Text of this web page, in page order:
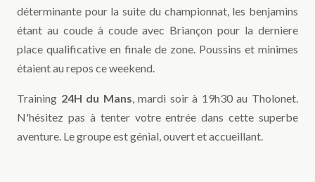
déterminante pour la suite du championnat, les benjamins
étant au coude à coude avec Briançon pour la derniere
place qualificative en finale de zone. Poussins et minimes
étaient au repos ce weekend.
Training 24H du Mans, mardi soir à 19h30 au Tholonet.
N'hésitez pas à tenter votre entrée dans cette superbe
aventure. Le groupe est génial, ouvert et accueillant.